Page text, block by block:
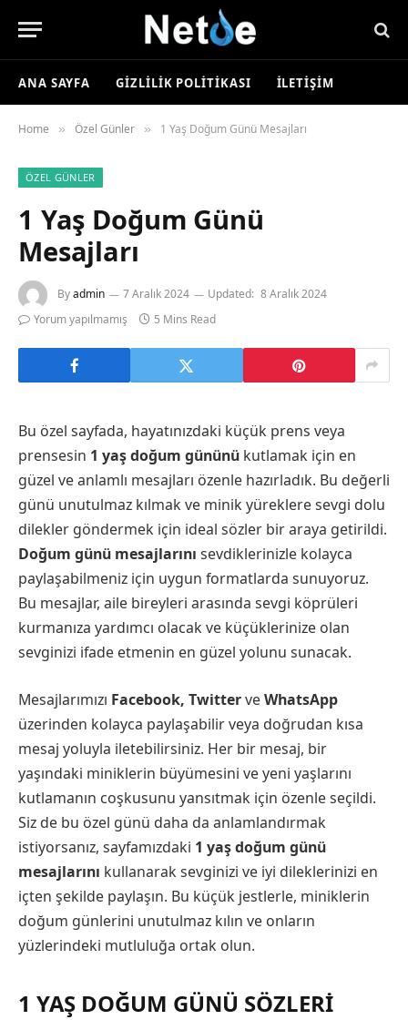
ANA SAYFA GIZLILIK POLITIKASI İLETIŞIM
Home » Özel Günler » 1 Yaş Doğum Günü Mesajları
ÖZEL GÜNLER
1 Yaş Doğum Günü
Mesajları
Byadmin 7 Aralık 2024 Updated: 8 Aralık 2024
Yorum yapılmamış
5 Mins Read
Bu özel sayfada, hayatınızdaki küçük prens veya
prensesin 1 yaş doğum gününü kutlamak için en
güzel ve anlamlı mesajları özenle hazırladık. Bu değerli
günü unutulmaz kılmak ve minik yüreklere sevgi dolu
dilekler göndermek için ideal sözler bir araya getirildi.
Doğum günü mesajlarını sevdiklerinizle kolayca
paylaşabilmeniz için uygun formatlarda sunuyoruz.
Bu mesajlar, aile bireyleri arasında sevgi köprüleri
kurmanıza yardımcı olacak ve küçüklerinize olan
sevginizi ifade etmenin en güzel yolunu sunacak.
Mesajlarımızı Facebook, TwitterveWhatsApp
üzerinden kolayca paylaşabilir veya doğrudan kısa
mesaj yoluyla iletebilirsiniz. Her bir mesaj, bir
yaşındaki miniklerin büyümesini ve yeni yaşlarını
kutlamanın coşkusunu yansıtmak için özenle seçildi.
Siz de bu özel günü daha da anlamlandırmak
istiyorsanız, sayfamızdaki 1 yaş doğum günü
mesajlarını kullanarak sevginizi ve iyi dileklerinizi en
içten şekilde paylaşın. Bu küçük jestlerle, miniklerin
doğum günlerini unutulmaz kılın ve onların
yüzlerindeki mutluluğa ortak olun.
1 YAŞ DOĞUM GÜNÜ SÖZLERİ